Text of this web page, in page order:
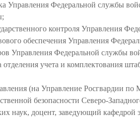
Управления Федеральной службы
контроля Управления
обеспечения Управления
Управления Федеральной службы
учета и комплектования
(на Управление Росгвардии по
безопасности Северо-
наук, доцент, заведующий